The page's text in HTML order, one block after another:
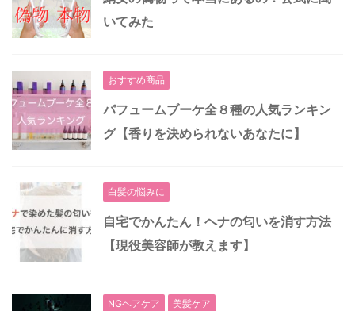
いてみた
おすすめ商品
パフュームブーケ全８種の人気ランキン
グ【香りを決められないあなたに】
白髪の悩みに
自宅でかんたん！ヘナの匂いを消す方法
【現役美容師が教えます】
NGヘアケア 美髪ケア